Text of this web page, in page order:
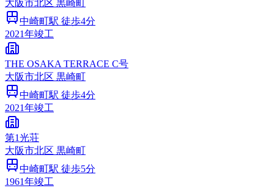
大阪市北区 黒崎町
中崎町駅 徒歩4分
2021年竣工
THE OSAKA TERRACE C号
大阪市北区 黒崎町
中崎町駅 徒歩4分
2021年竣工
第1光荘
大阪市北区 黒崎町
中崎町駅 徒歩5分
1961年竣工